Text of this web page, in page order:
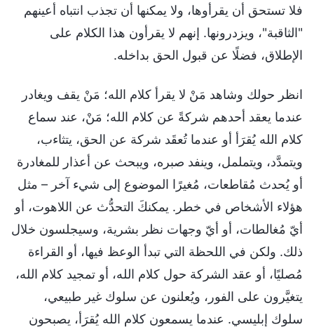
فلا تستحق أن يقرأوها، ولا يمكنها أن تجذب انتباه أعينهم
"الثاقبة"، ويزدرونها. إنهم لا يقرأون هذا الكلام على
الإطلاق، فضلًا عن قبول الحق بداخله.
انظر حولك وشاهد مَنْ لا يقرأ كلام الله؛ مَنْ يقف ويغادر
عندما يعقد أحدهم شركةً عن كلام الله؛ مَنْ، عند سماع
كلام الله يُقرَأ أو عندما تُعقَد شركة عن الحق، يتثاءب،
ويتمدَّد، ويتململ، وينفد صبره، ويبحث عن أعذار للمغادرة
أو يُحدث مُقاطعات، مُغيرًا الموضوع إلى شيء آخر – مثل
هؤلاء الأشخاص في خطر. يمكنكَ التحدُّث عن اللاهوت، أو
أيّ مُغالطات، أو أيّ وجهات نظر بشرية، وسيجلسون خلال
ذلك. ولكن في اللحظة التي تبدأ الوعظ فيها، أو القراءة
مُصليًا، أو عقد الشركة حول كلام الله، أو تمجيد كلام الله،
يتغيَّرون على الفور، ويُعلنون عن سلوك غير طبيعي،
سلوك إبليسي. عندما يسمعون كلام الله يُقرَأ، يصبحون